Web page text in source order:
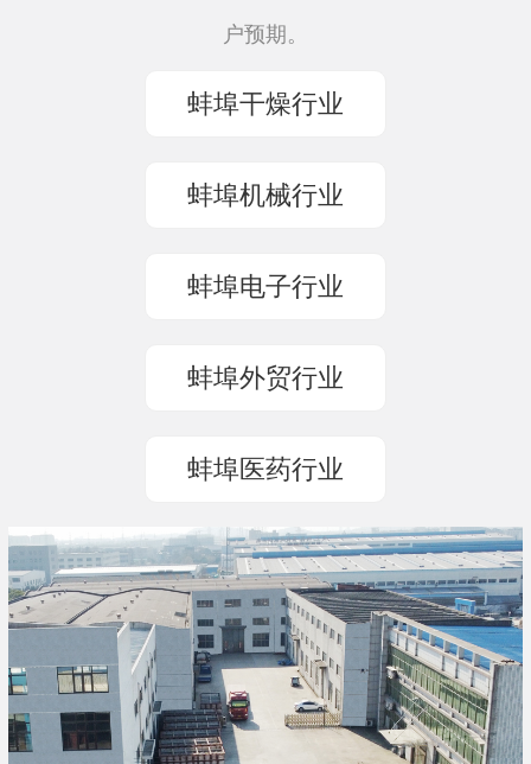
户预期。
蚌埠干燥行业
蚌埠机械行业
蚌埠电子行业
蚌埠外贸行业
蚌埠医药行业